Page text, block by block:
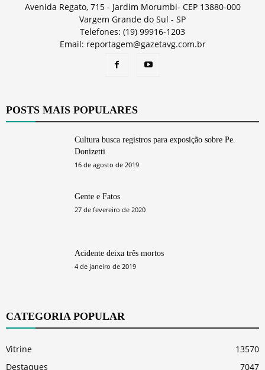
Avenida Regato, 715 - Jardim Morumbi- CEP 13880-000
Vargem Grande do Sul - SP
Telefones: (19) 99916-1203
Email: reportagem@gazetavg.com.br
POSTS MAIS POPULARES
Cultura busca registros para exposição sobre Pe.
Donizetti
16 de agosto de 2019
Gente e Fatos
27 de fevereiro de 2020
Acidente deixa três mortos
4 de janeiro de 2019
CATEGORIA POPULAR
Vitrine
13570
Destaques
7047